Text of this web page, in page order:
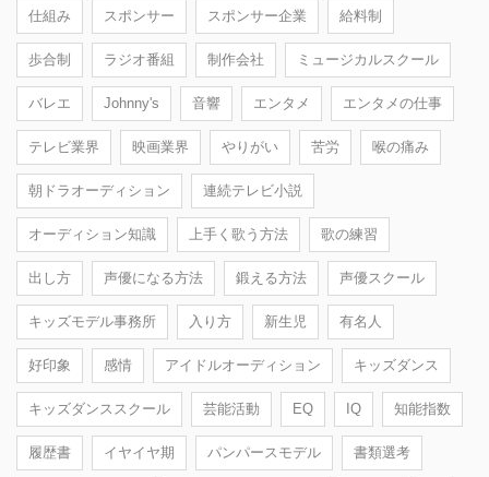
仕組み スポンサー スポンサー企業 給料制
歩合制 ラジオ番組 制作会社 ミュージカルスクール
バレエ Johnny's 音響 エンタメ エンタメの仕事
テレビ業界 映画業界 やりがい 苦労 喉の痛み
朝ドラオーディション 連続テレビ小説
オーディション知識 上手く歌う方法 歌の練習
出し方 声優になる方法 鍛える方法 声優スクール
キッズモデル事務所 入り方 新生児 有名人
好印象 感情 アイドルオーディション キッズダンス
キッズダンススクール 芸能活動 EQ IQ 知能指数
履歴書 イヤイヤ期 パンパースモデル 書類選考